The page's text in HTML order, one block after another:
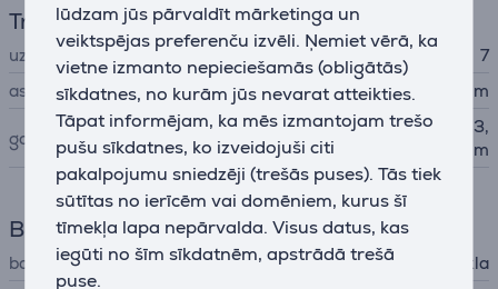
lūdzam jūs pārvaldīt mārketinga un
veiktspējas preferenču izvēli. Ņemiet vērā, ka
vietne izmanto nepieciešamās (obligātās)
sīkdatnes, no kurām jūs nevarat atteikties.
Tāpat informējam, ka mēs izmantojam trešo
pušu sīkdatnes, ko izveidojuši citi
pakalpojumu sniedzēji (trešās puses). Tās tiek
sūtītas no ierīcēm vai domēniem, kurus šī
tīmekļa lapa nepārvalda. Visus datus, kas
iegūti no šīm sīkdatnēm, apstrādā trešā
puse.
Trimmeris
uzgaļu skaits
7
asmeņa platums
40 mm
garums pēc griešanas
0,8 mm - 1,5 mm - 1,8 mm; 3,
6, 10, 13, 16, 19, 22 mm
Barošana
barošana
no tīkla